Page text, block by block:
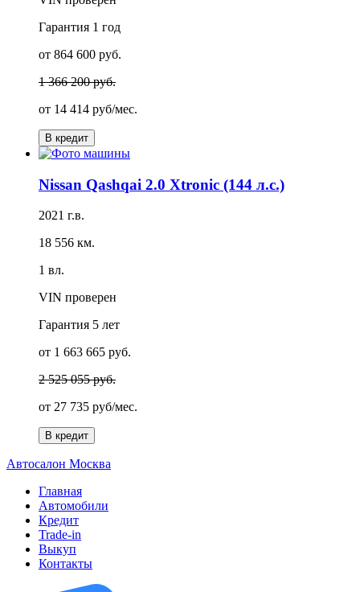
Гарантия 1 год
от 864 600 руб.
1 366 200 руб.
от 14 414 руб/мес.
В кредит
Nissan Qashqai 2.0 Xtronic (144 л.с.)
2021 г.в.
18 556 км.
1 вл.
VIN проверен
Гарантия 5 лет
от 1 663 665 руб.
2 525 055 руб.
от 27 735 руб/мес.
В кредит
Автосалон Москва
Главная
Автомобили
Кредит
Trade-in
Выкуп
Контакты